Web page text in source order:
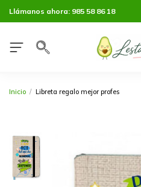
Llámanos ahora: 985 58 86 18
Inicio Libreta regalo mejor profes